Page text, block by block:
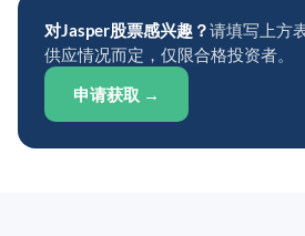
对Jasper股票感兴趣？请填写上方
供应情况而定，仅限合格投资者。
申请获取 →